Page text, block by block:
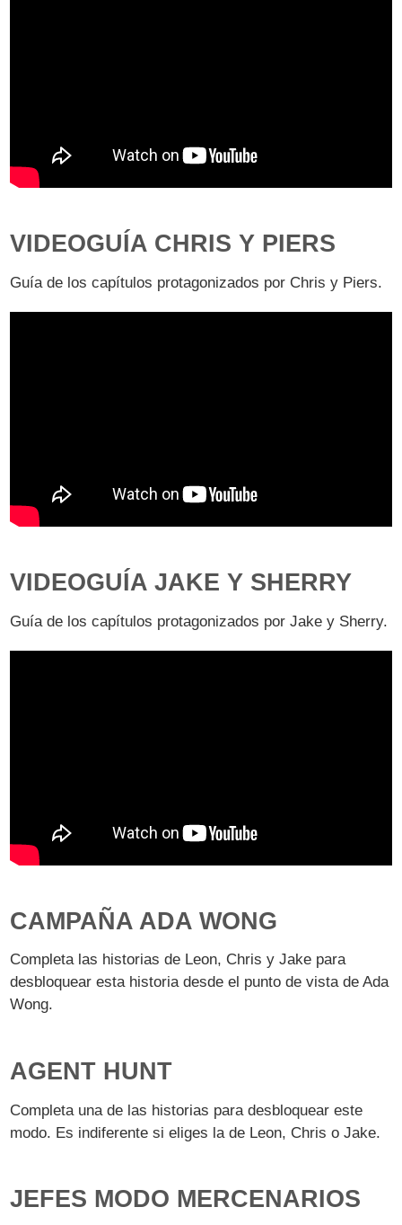
VIDEOGUÍA CHRIS Y PIERS
Guía de los capítulos protagonizados por Chris y Piers.
VIDEOGUÍA JAKE Y SHERRY
Guía de los capítulos protagonizados por Jake y Sherry.
CAMPAÑA ADA WONG
Completa las historias de Leon, Chris y Jake para
desbloquear esta historia desde el punto de vista de Ada
Wong.
AGENT HUNT
Completa una de las historias para desbloquear este
modo. Es indiferente si eliges la de Leon, Chris o Jake.
JEFES MODO MERCENARIOS